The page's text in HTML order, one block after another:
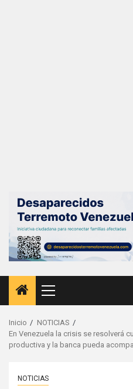
Menú
principal
Inicio
NOTICIAS
En Venezuela la crisis se resolverá
productiva y la banca pueda
NOTICIAS